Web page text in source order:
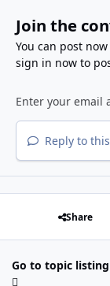
Join the
You can post
sign in nowto
Reply to
Share
Go to topic listing